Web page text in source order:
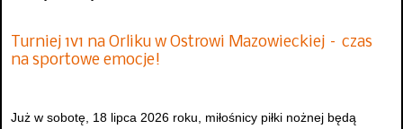
Turniej 1v1 na Orliku w Ostrowi Mazowieckiej – czas
na sportowe emocje!
Już w sobotę, 18 lipca 2026 roku, miłośnicy piłki nożnej będą